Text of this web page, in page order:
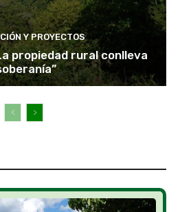
Y PROYECTOS
propiedad rural conlleva